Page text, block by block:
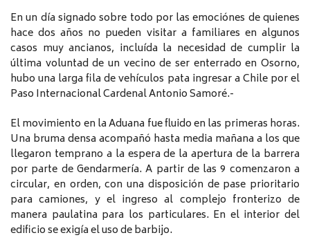
En un día signado sobre todo por las emociónes de quienes
hace dos años no pueden visitar a familiares en algunos
casos muy ancianos, incluída la necesidad de cumplir la
última voluntad de un vecino de ser enterrado en Osorno,
hubo una larga fila de vehículos pata ingresar a Chile por el
Paso Internacional Cardenal Antonio Samoré.-
El movimiento en la Aduana fue fluido en las primeras horas.
Una bruma densa acompañó hasta media mañana a los que
llegaron temprano a la espera de la apertura de la barrera
por parte de Gendarmería. A partir de las 9 comenzaron a
circular, en orden, con una disposición de pase prioritario
para camiones, y el ingreso al complejo fronterizo de
manera paulatina para los particulares. En el interior del
edificio se exigía el uso de barbijo.